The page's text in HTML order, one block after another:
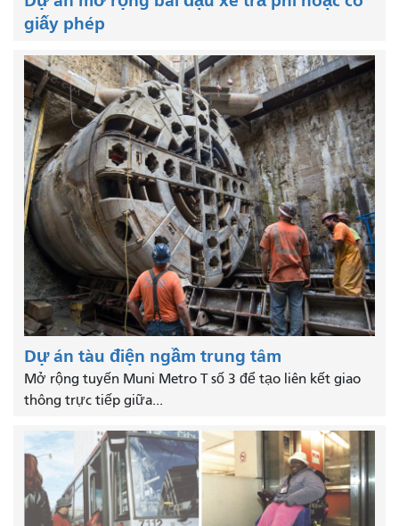
giấy phép
Dự án tàu điện ngầm trung tâm
Mở rộng tuyến Muni Metro T số 3 để tạo liên kết giao
thông trực tiếp giữa...